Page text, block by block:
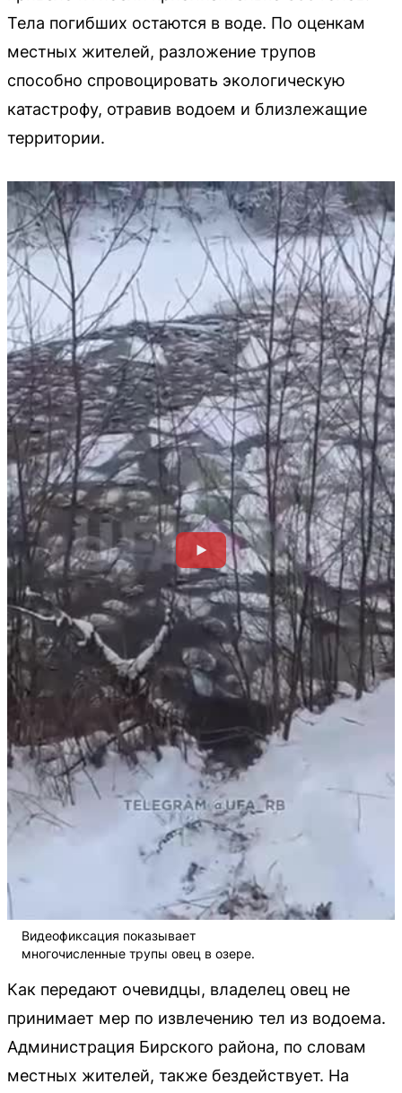
Тела погибших остаются в воде. По оценкам
местных жителей, разложение трупов
способно спровоцировать экологическую
катастрофу, отравив водоем и близлежащие
территории.
Видеофиксация показывает
многочисленные трупы овец в озере.
Как передают очевидцы, владелец овец не
принимает мер по извлечению тел из водоема.
Администрация Бирского района, по словам
местных жителей, также бездействует. На